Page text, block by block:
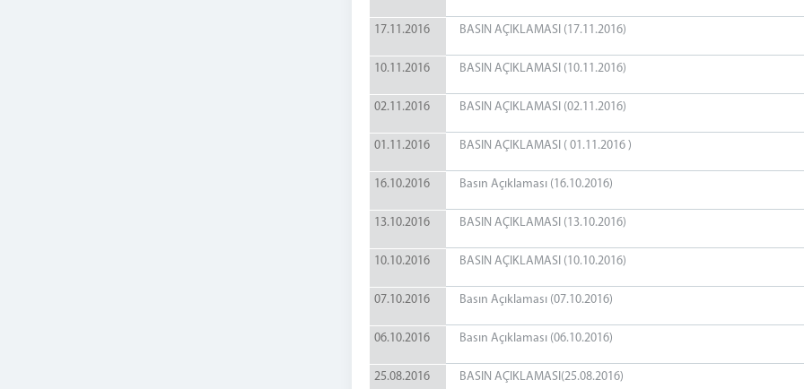
17.11.2016 BASIN AÇIKLAMASI (17.11.2016)
10.11.2016 BASIN AÇIKLAMASI (10.11.2016)
02.11.2016 BASIN AÇIKLAMASI (02.11.2016)
01.11.2016 BASIN AÇIKLAMASI ( 01.11.2016 )
16.10.2016 Basın Açıklaması (16.10.2016)
13.10.2016 BASIN AÇIKLAMASI (13.10.2016)
10.10.2016 BASIN AÇIKLAMASI (10.10.2016)
07.10.2016 Basın Açıklaması (07.10.2016)
06.10.2016 Basın Açıklaması (06.10.2016)
25.08.2016 BASIN AÇIKLAMASI(25.08.2016)